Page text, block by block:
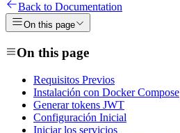
Back to Documentation
On this page
On this page
Requisitos Previos
Instalación con Docker Compose
Generar tokens JWT
Configuración Inicial
Iniciar los servicios